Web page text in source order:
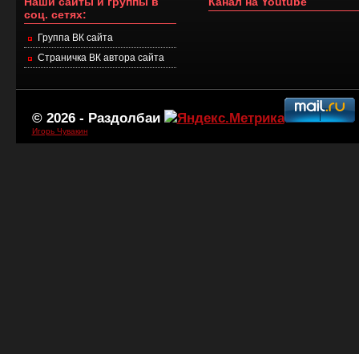
соц. сетях:
Группа ВК сайта
Страничка ВК автора сайта
© 2026 - Раздолбаи
Игорь Чувакин